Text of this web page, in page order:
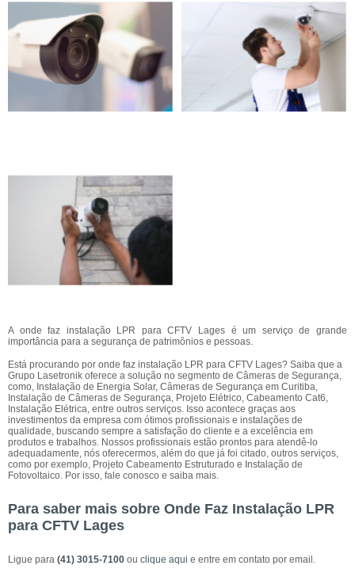
A onde faz instalação LPR para CFTV Lages é um serviço de grande
importância para a segurança de patrimônios e pessoas.
Está procurando por onde faz instalação LPR para CFTV Lages? Saiba que a
Grupo Lasetronik oferece a solução no segmento de Câmeras de Segurança,
como, Instalação de Energia Solar, Câmeras de Segurança em Curitiba,
Instalação de Câmeras de Segurança, Projeto Elétrico, Cabeamento Cat6,
Instalação Elétrica, entre outros serviços. Isso acontece graças aos
investimentos da empresa com ótimos profissionais e instalações de
qualidade, buscando sempre a satisfação do cliente e a excelência em
produtos e trabalhos. Nossos profissionais estão prontos para atendê-lo
adequadamente, nós oferecermos, além do que já foi citado, outros serviços,
como por exemplo, Projeto Cabeamento Estruturado e Instalação de
Fotovoltaico. Por isso, fale conosco e saiba mais.
Para saber mais sobre Onde Faz Instalação LPR
para CFTV Lages
Ligue para (41) 3015-7100 ou clique aqui e entre em contato por email.